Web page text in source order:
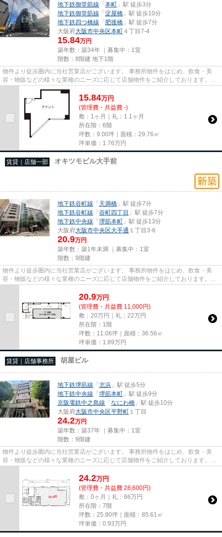
地下鉄御堂筋線 「本町 」駅 徒歩3分
地下鉄御堂筋線 「淀屋橋 」駅 徒歩10分
地下鉄四つ橋線 「肥後橋 」駅 徒歩7分
大阪府大阪市中央区本町 ４丁目7-4
15.84万円
築年数：築34年 ｜募集中： 1室
階数：8階建 地下1階
物件より徒歩圏内に当社営業店がございます。 事務所物件をはじめ、飲食・美
容・物販などの様々な業種のニーズに応じて店舗物件をご紹介しております。
尚、弊社ではおとり広告は一切...
15.84万円
(管理費・共益費 -)
敷：1ヶ月｜礼：1.1ヶ月
所在階：6階
坪数：9.00坪｜面積：29.76㎡
坪単価： 1.76万円
賃貸｜店舗一部 オキツモビル大手前
地下鉄谷町線 「天満橋 」駅 徒歩7分
地下鉄谷町線 「谷町四丁目 」駅 徒歩7分
地下鉄中央線 「堺筋本町 」駅 徒歩13分
大阪府大阪市中央区大手通 １丁目3-6
20.9万円
築年数：築1年未満 ｜募集中： 1室
階数：9階建
物件より徒歩圏内に当社営業店がございます。 事務所物件をはじめ、飲食・美
容・物販などの様々な業種のニーズに応じて店舗物件をご紹介しております。
尚、弊社ではおとり広告は一切...
20.9万円
(管理費・共益費 11,000円)
敷：20万円｜礼：22万円
所在階：1階
坪数：11.06坪｜面積：36.56㎡
坪単価： 1.89万円
賃貸｜店舗事務所 胡屋ビル
地下鉄堺筋線 「北浜 」駅 徒歩5分
地下鉄中央線 「堺筋本町 」駅 徒歩9分
京阪電鉄中之島線 「なにわ橋 」駅 徒歩10分
大阪府大阪市中央区平野町 １丁目
24.2万円
築年数：築37年 ｜募集中： 1室
階数：9階建
物件より徒歩圏内に当社営業店がございます。 事務所物件をはじめ、飲食・美
容・物販などの様々な業種のニーズに応じて店舗物件をご紹介しております。
尚、弊社ではおとり広告は一切...
24.2万円
(管理費・共益費 28,600円)
敷：0ヶ月｜礼：66万円
所在階：7階
坪数：25.90坪｜面積：85.61㎡
坪単価： 0.93万円